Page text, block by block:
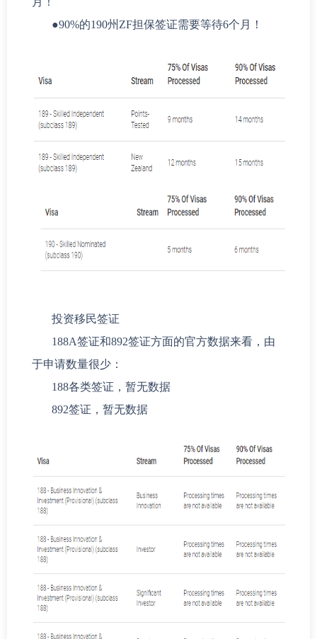
●90%的190州ZF担保签证需要等待6个月！
投资移民签证
188A签证和892签证方面的官方数据来看，由
于申请数量很少：
188各类签证，暂无数据
892签证，暂无数据